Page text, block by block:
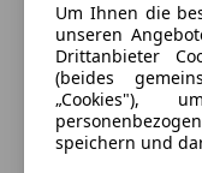
Um Ihnen die
unseren
Drittanbieter
(beides
„Cookies"),
speichern und